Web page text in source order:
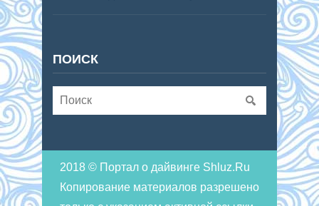
ПОИСК
2018 © Портал о дайвинге Shluz.Ru
Копирование материалов разрешено